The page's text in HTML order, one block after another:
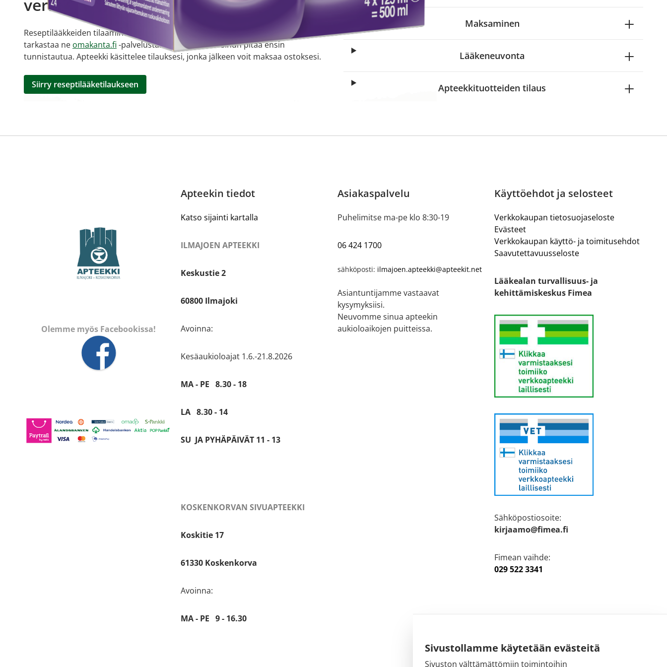
Sivustollamme käytetään evästeitä
Sivuston välttämättömiin toimintoihin
verkkoapteekista?
Reseptilääkkeiden tilaaminen edellyttää voimassa olevaa reseptiä, ja voit
tarkastaa ne omakanta.fi -palvelusta. Tilausta varten sinun pitää ensin
tunnistautua. Apteekki käsittelee tilauksesi, jonka jälkeen voit maksaa ostoksesi.
Siirry reseptilääketilaukseen
Maksaminen
Lääkeneuvonta
Apteekkituotteiden tilaus
Olemme myös Facebookissa!
Apteekin tiedot
Katso sijainti kartalla
ILMAJOEN APTEEKKI
Keskustie 2
60800 Ilmajoki
Avoinna:
Kesäaukioloajat 1.6.-21.8.2026
MA - PE 8.30 - 18
LA 8.30 - 14
SU JA PYHÄPÄIVÄT 11 - 13
KOSKENKORVAN SIVUAPTEEKKI
Koskitie 17
61330 Koskenkorva
Avoinna:
MA - PE 9 - 16.30
Asiakaspalvelu
Puhelimitse ma-pe klo 8:30-19
06 424 1700
sähköposti: ilmajoen.apteekki@apteekit.net
Asiantuntijamme vastaavat
kysymyksiisi.
Neuvomme sinua apteekin
aukioloaikojen puitteissa.
Käyttöehdot ja selosteet
Verkkokaupan tietosuojaseloste
Evästeet
Verkkokaupan käyttö- ja toimitusehdot
Saavutettavuusseloste
Lääkealan turvallisuus- ja
kehittämiskeskus Fimea
Sähköpostiosoite:
kirjaamo@fimea.fi
Fimean vaihde:
029 522 3341